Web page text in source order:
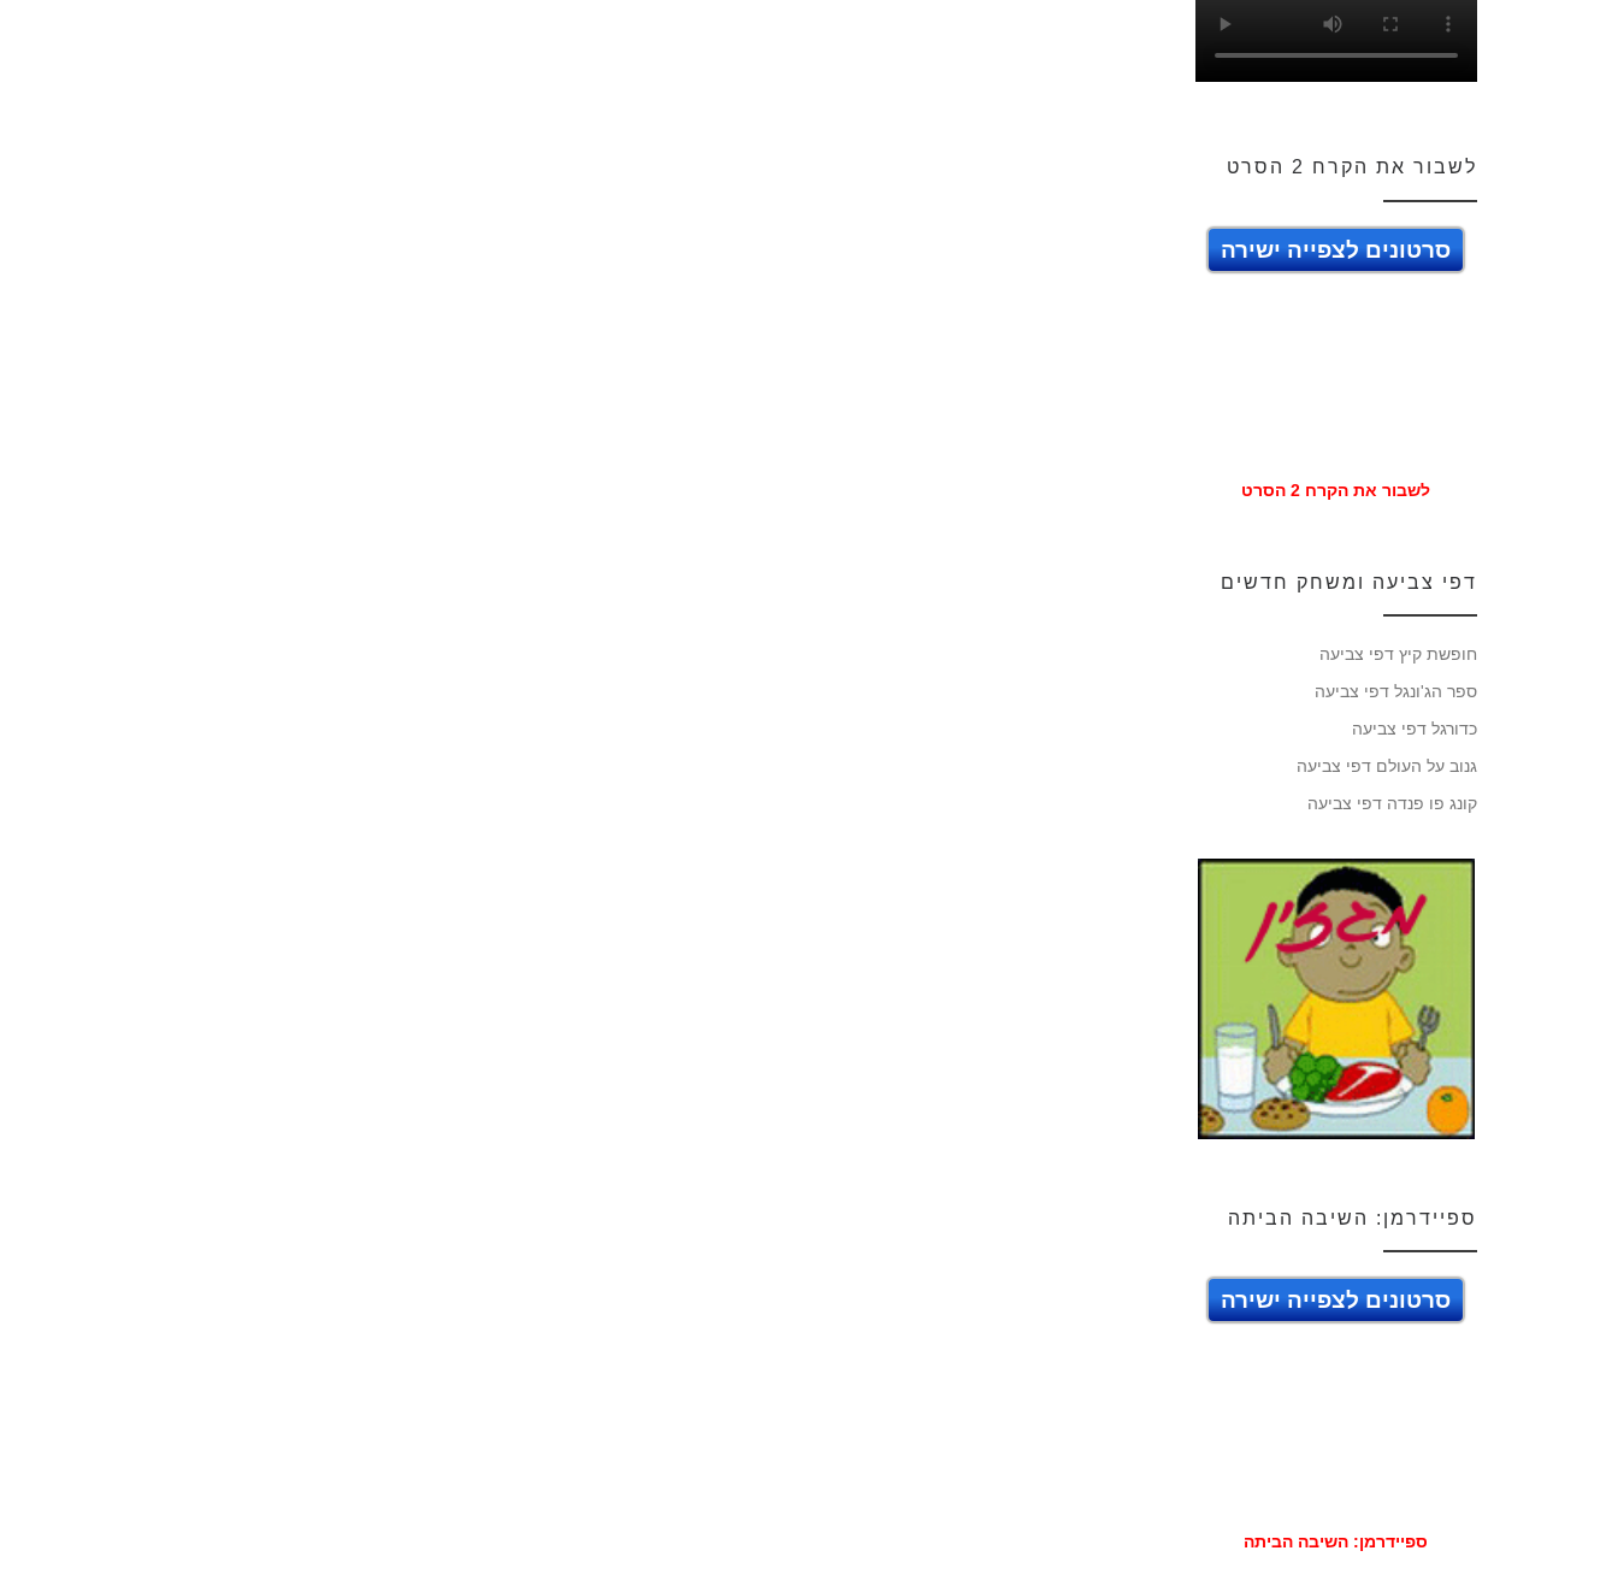
לשבור את הקרח 2 הסרט
סרטונים לצפייה ישירה
לשבור את הקרח 2 הסרט
דפי צביעה ומשחק חדשים
חופשת קיץ דפי צביעה
ספר הג'ונגל דפי צביעה
כדורגל דפי צביעה
גנוב על העולם דפי צביעה
קונג פו פנדה דפי צביעה
ספיידרמן: השיבה הביתה
סרטונים לצפייה ישירה
ספיידרמן: השיבה הביתה